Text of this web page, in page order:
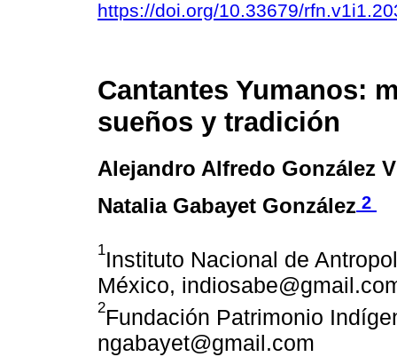
https://doi.org/10.33679/
Cantantes Yumanos:
sueños y tradición
Alejandro Alfredo González
Natalia Gabayet González 2
1Instituto Nacional de
México,
2Fundación Patrimonio
ngabayet@gmail.com